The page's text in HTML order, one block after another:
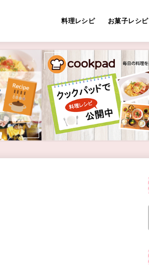
料理レシピ お菓子レシピ